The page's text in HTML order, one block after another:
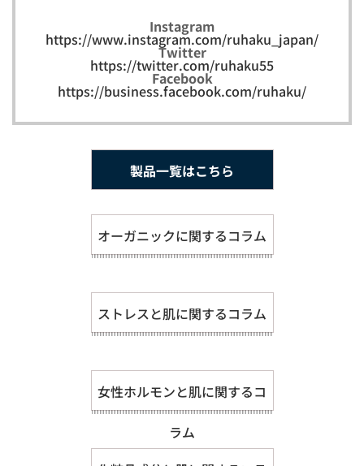
Instagram
https://www.instagram.com/ruhaku_japan/
Twitter
https://twitter.com/ruhaku55
Facebook
https://business.facebook.com/ruhaku/
製品一覧はこちら
オーガニックに関するコラム
ストレスと肌に関するコラム
女性ホルモンと肌に関するコ
ラム